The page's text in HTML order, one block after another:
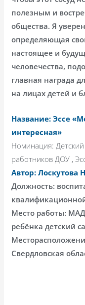
полезным и
общества. Я
определяющая
настоящее и
человечества,
главная награда
на лицах детей и
Название: Эссе
интересная»
Номинация: Детский
работников ДОУ ,
Автор: Лоскутова
Должность:
Место работы:
ребёнка детский
Свердловская